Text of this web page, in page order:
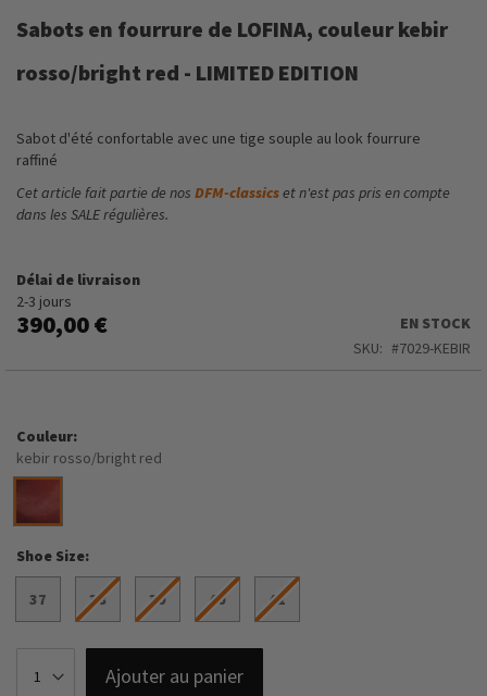
the
of
gallery
Sabots en fourrure de LOFINA, couleur kebir
rosso/bright red - LIMITED EDITION
Sabot d'été confortable avec une tige souple au look fourrure
raffiné
Cet article fait partie de nos DFM-classicset n'est pas pris en compte
dans les SALE régulières.
Délai de livraison
2-3 jours
390,00 €
EN STOCK
SKU
7029-KEBIR
Couleur
kebir rosso/bright red
Shoe Size
37 38 39 40 41
Ajouter au panier